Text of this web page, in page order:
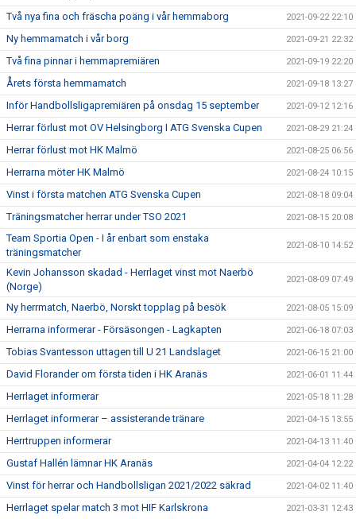
Två nya fina och fräscha poäng i vår hemmaborg 2021-09-22 22:10
Ny hemmamatch i vår borg 2021-09-21 22:32
Två fina pinnar i hemmapremiären 2021-09-19 22:20
Årets första hemmamatch 2021-09-18 13:27
Inför Handbollsligapremiären på onsdag 15 september 2021-09-12 12:16
Herrar förlust mot OV Helsingborg I ATG Svenska Cupen 2021-08-29 21:24
Herrar förlust mot HK Malmö 2021-08-25 06:56
Herrarna möter HK Malmö 2021-08-24 10:15
Vinst i första matchen ATG Svenska Cupen 2021-08-18 09:04
Träningsmatcher herrar under TSO 2021 2021-08-15 20:08
Team Sportia Open - I år enbart som enstaka
träningsmatcher
2021-08-10 14:52
Kevin Johansson skadad - Herrlaget vinst mot Naerbö
(Norge)
2021-08-09 07:49
Ny herrmatch, Naerbö, Norskt topplag på besök 2021-08-05 15:09
Herrarna informerar - Försäsongen - Lagkapten 2021-06-18 07:03
Tobias Svantesson uttagen till U 21 Landslaget 2021-06-15 21:00
David Florander om första tiden i HK Aranäs 2021-06-01 11:44
Herrlaget informerar 2021-05-18 11:28
Herrlaget informerar – assisterande tränare 2021-04-15 13:55
Herrtruppen informerar 2021-04-13 11:40
Gustaf Hallén lämnar HK Aranäs 2021-04-04 12:22
Vinst för herrar och Handbollsligan 2021/2022 säkrad 2021-04-02 11:40
Herrlaget spelar match 3 mot HIF Karlskrona 2021-03-31 12:43